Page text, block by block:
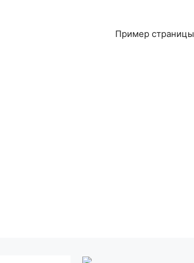
Пример страницы